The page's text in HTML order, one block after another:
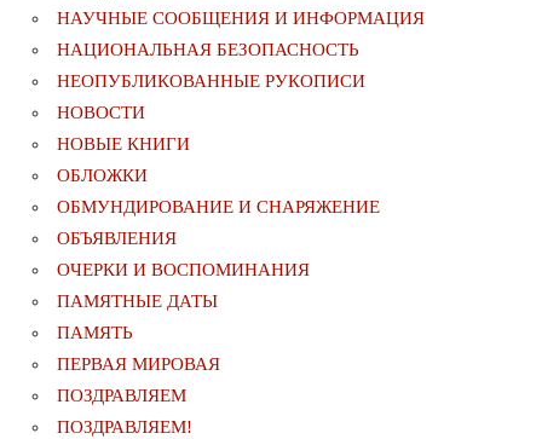
НАУЧНЫЕ СООБЩЕНИЯ И ИНФОРМАЦИЯ
НАЦИОНАЛЬНАЯ БЕЗОПАСНОСТЬ
НЕОПУБЛИКОВАННЫЕ РУКОПИСИ
НОВОСТИ
НОВЫЕ КНИГИ
ОБЛОЖКИ
ОБМУНДИРОВАНИЕ И СНАРЯЖЕНИЕ
ОБЪЯВЛЕНИЯ
ОЧЕРКИ И ВОСПОМИНАНИЯ
ПАМЯТНЫЕ ДАТЫ
ПАМЯТЬ
ПЕРВАЯ МИРОВАЯ
ПОЗДРАВЛЯЕМ
ПОЗДРАВЛЯЕМ!